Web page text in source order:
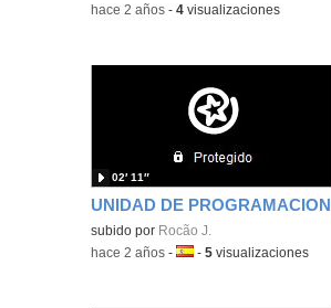
-hace 2 años -4 visualizaciones
UNIDAD DE PROGRAMACION
Contenido educativo.
subido por Rocã­o J.
02′ 11″
-hace 2 años -Idioma:
-5 visualizaciones